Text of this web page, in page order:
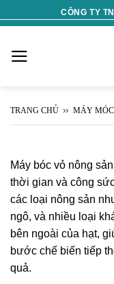
to
CÔNG TY
TRANG CHỦ MÁY
Máy bóc vỏ nông
thời gian và công
các loại nông sản
ngô, và nhiều loại
bên ngoài của hạt,
bước chế biến tiếp
quả.